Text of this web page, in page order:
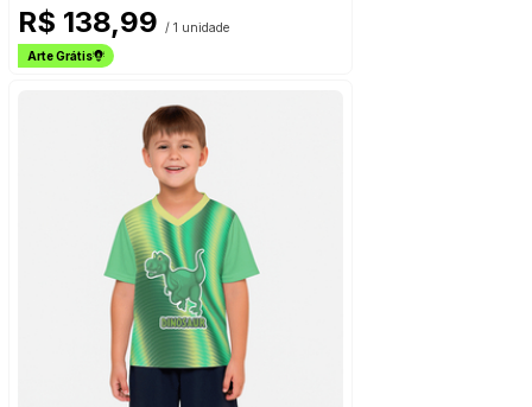
R$ 138,99 / 1 unidade
Arte Grátis